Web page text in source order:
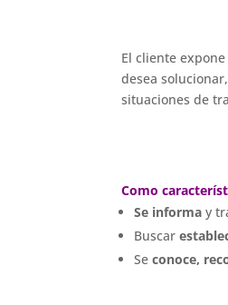
El cliente
desea
situaciones de
Como
Se informa y
Buscar
Seconoce,